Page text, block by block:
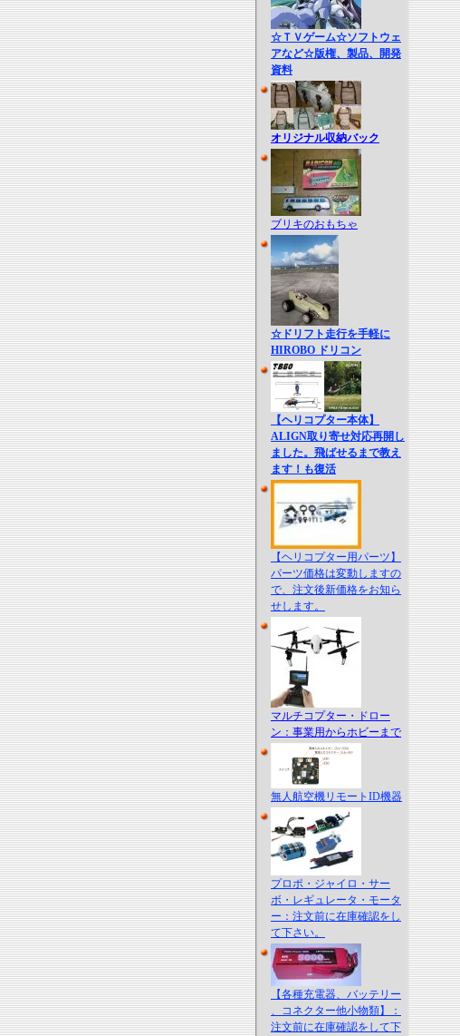
☆ＴＶゲーム☆ソフトウェ
アなど☆版権、製品、開発
資料
オリジナル収納バック
ブリキのおもちゃ
☆ドリフト走行を手軽に
HIROBO ドリコン
【ヘリコプター本体】
ALIGN取り寄せ対応再開し
ました。飛ばせるまで教え
ます！も復活
【ヘリコプター用パーツ】
パーツ価格は変動しますの
で、注文後新価格をお知ら
せします。
マルチコプター・ドロー
ン：事業用からホビーまで
無人航空機リモートID機器
プロポ・ジャイロ・サー
ボ・レギュレータ・モータ
ー：注文前に在庫確認をし
て下さい。
【各種充電器、バッテリー
、コネクター他小物類】：
注文前に在庫確認をして下